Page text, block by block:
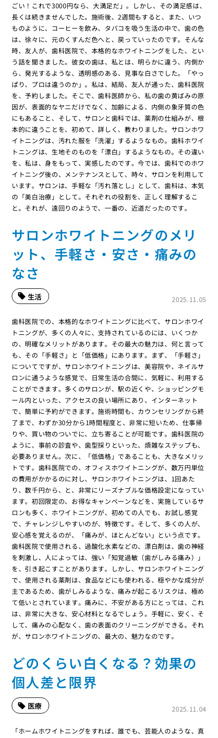
ごい！これで3000円なら、大満足だ」。しかし、その満足感は、
長くは続きませんでした。施術後、2週間もすると、また、いつ
ものように、コーヒーを飲み、タバコを吸う生活の中で、歯の色
は、徐々に、元のくすんだ色へと、戻っていったのです。そんな
時、友人が、歯科医院で、本格的なホワイトニングをした、とい
う話を聞きました。彼女の歯は、私とは、明らかに違う、内側か
ら、発光するような、透明感のある、見事な白さでした。「やっ
ぱり、プロは違うのか」。私は、結局、友人が通った、歯科医院
を、予約しました。そこで、歯科医師から、私の歯の黄ばみの原
因が、表面的なヤニだけでなく、加齢による、内側の象牙質の色
にもあること、そして、サロンと歯科では、薬剤の仕組みが、根
本的に違うことを、初めて、詳しく、教わりました。サロンホワ
イトニングは、汚れた服を「洗濯」するようなもの。歯科ホワイ
トニングは、生地そのものを「漂白」するようなもの。その違い
を、私は、身をもって、実感したのです。今では、歯科でのホワ
イトニング後の、メンテナンスとして、時々、サロンを利用して
います。サロンは、手軽な「汚れ落とし」として、歯科は、本気
の「美白治療」として。それぞれの役割を、正しく理解するこ
と。それが、遠回りのようで、一番の、近道だったのです。
サロンホワイトニングのメリ
ット、手軽さ・安さ・痛みの
なさ
2025.11.05
生活
歯科医院での、本格的なホワイトニングに比べて、サロンホワイ
トニングが、多くの人々に、支持されているのには、いくつか
の、明確なメリットがあります。その最大の魅力は、何と言って
も、その「手軽さ」と「低価格」にあります。まず、「手軽さ」
についてですが、サロンホワイトニングは、美容院や、ネイルサ
ロンに通うような感覚で、日常生活の合間に、気軽に、利用する
ことができます。多くのサロンが、駅の近くや、ショッピングモ
ール内といった、アクセスの良い場所にあり、インターネット
で、簡単に予約ができます。施術時間も、カウンセリングから終
了まで、わずか30分から1時間程度と、非常に短いため、仕事帰
りや、買い物のついでに、立ち寄ることが可能です。歯科医院の
ように、事前の診査や、歯型採りといった、煩雑なステップも、
必要ありません。次に、「低価格」であることも、大きなメリッ
トです。歯科医院での、オフィスホワイトニングが、数万円単位
の費用がかかるのに対し、サロンホワイトニングは、1回あた
り、数千円から、と、非常にリーズナブルな価格設定になってい
ます。初回限定の、お得なキャンペーンなどを、実施しているサ
ロンも多く、ホワイトニングが、初めての人でも、お試し感覚
で、チャレンジしやすいのが、特徴です。そして、多くの人が、
安心感を覚えるのが、「痛みが、ほとんどない」という点です。
歯科医院で使用される、過酸化水素などの、漂白剤は、歯の神経
を刺激し、人によっては、強い「知覚過敏（歯がしみる痛み）」
を、引き起こすことがあります。しかし、サロンホワイトニング
で、使用される薬剤は、食品などにも使われる、穏やかな成分が
主であるため、歯がしみるような、痛みが起こるリスクは、極め
て低いとされています。痛みに、不安がある方にとっては、これ
は、非常に大きな、安心材料となるでしょう。手軽に、安く、そ
して、痛みの心配なく、歯の表面のクリーニングができる。それ
が、サロンホワイトニングの、最大の、魅力なのです。
どのくらい白くなる？効果の
個人差と限界
2025.11.04
医療
「ホームホワイトニングをすれば、誰でも、芸能人のような、真